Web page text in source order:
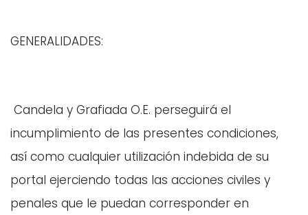
GENERALIDADES:
Candela y Grafiada O.E. perseguirá el
incumplimiento de las presentes condiciones,
así como cualquier utilización indebida de su
portal ejerciendo todas las acciones civiles y
penales que le puedan corresponder en